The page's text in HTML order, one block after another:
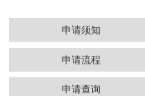
申请须知
申请流程
申请查询